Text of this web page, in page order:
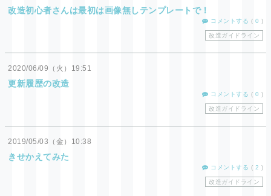
改造初心者さんは最初は画像無しテンプレートで！
コメントする ( 0 )
改造ガイドライン
2020 06 09 （火） 19:51
更新履歴の改造
コメントする ( 0 )
改造ガイドライン
2019 05 03 （金） 10:38
きせかえてみた
コメントする ( 2 )
改造ガイドライン